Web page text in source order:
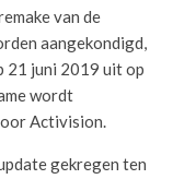
van de
aangekondigd,
21 juni 2019 uit op
wordt
Activision.
gekregen ten